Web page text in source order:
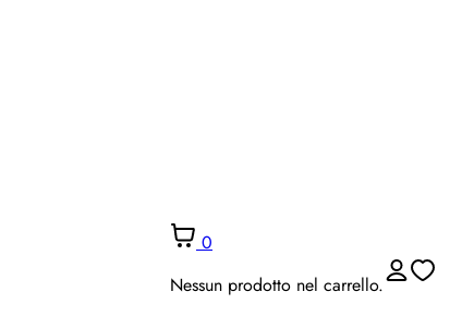
0
Nessun prodotto nel carrello.